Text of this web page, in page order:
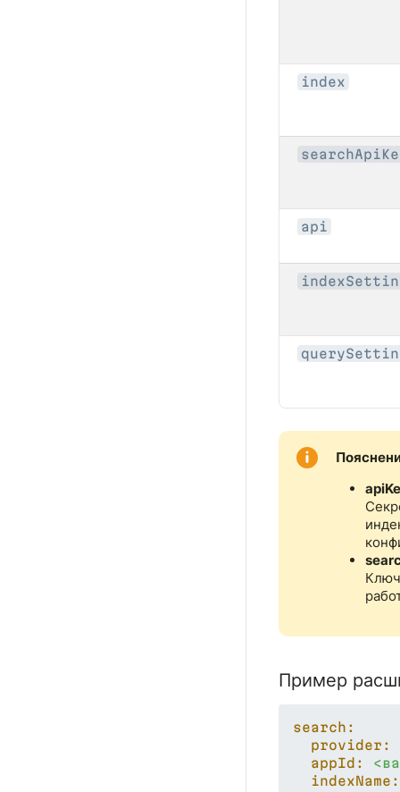
index
api
Пример
search:
provider:
appId:
indexName: